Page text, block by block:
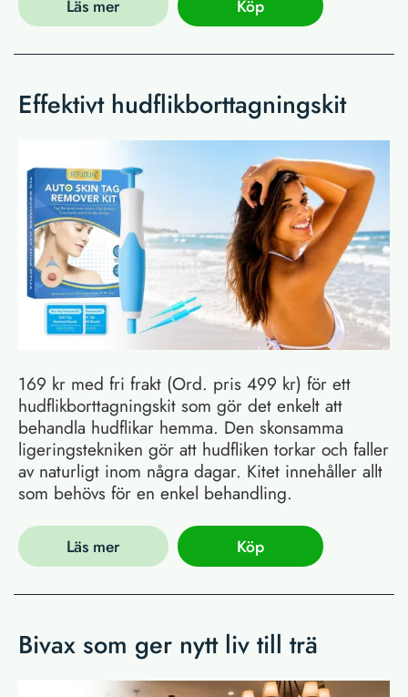
Läs mer Köp
Effektivt hudflikborttagningskit
169 kr med fri frakt (Ord. pris 499 kr) för ett
hudflikborttagningskit som gör det enkelt att
behandla hudflikar hemma. Den skonsamma
ligeringstekniken gör att hudfliken torkar och faller
av naturligt inom några dagar. Kitet innehåller allt
som behövs för en enkel behandling.
Läs mer Köp
Bivax som ger nytt liv till trä